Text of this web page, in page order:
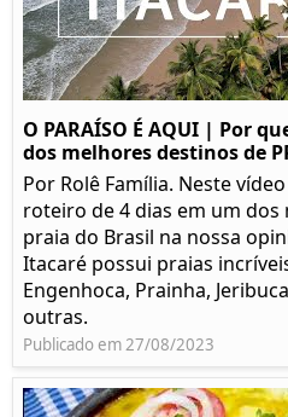
O PARAÍSO É AQUI | Por
dos melhores destinos de
Por Rolê Família. Neste
roteiro de 4 dias em um
praia do Brasil na nossa
Itacaré possui praias
Engenhoca, Prainha,
outras.
Publicado em 27/08/2023